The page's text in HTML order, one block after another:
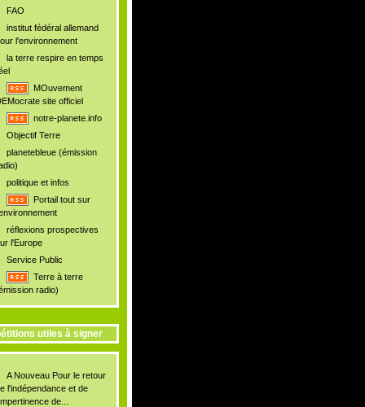
FAO
institut fédéral allemand
l'environnement
la terre respire en temps
MOuvement
site officiel
notre-planete.info
Objectif Terre
planetebleue (émission
politique et infos
Portail tout sur
réflexions prospectives
l'Europe
Service Public
Terre à terre
radio)
utiles à signer
A Nouveau Pour le retour
l'indépendance et de
de...